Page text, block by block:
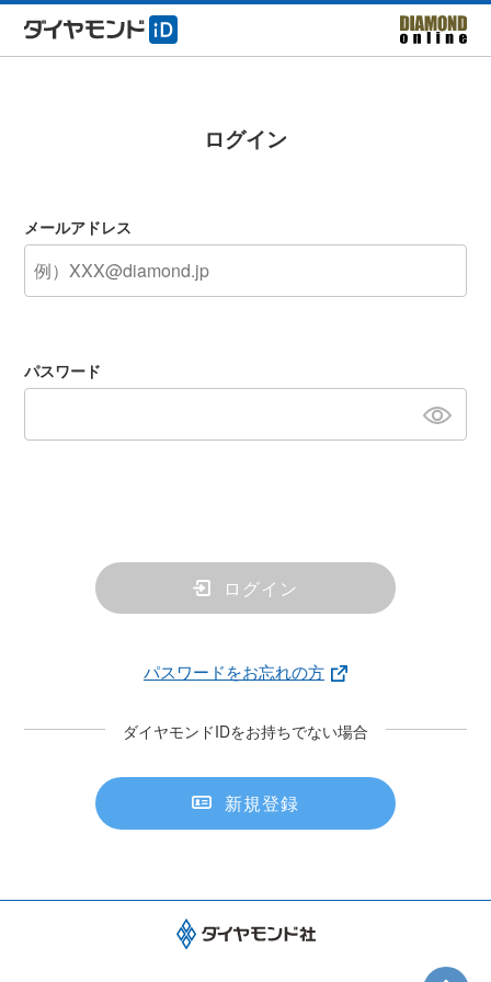
ログイン
メールアドレス
パスワード
ログイン
パスワードをお忘れの方
ダイヤモンドIDをお持ちでない場合
新規登録